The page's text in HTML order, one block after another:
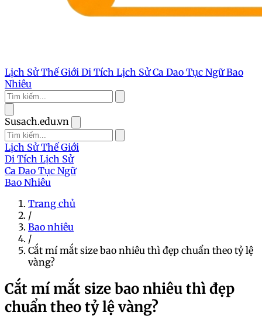
Lịch Sử Thế Giới Di Tích Lịch SửCa Dao Tục NgữBao
Nhiêu
Susach.edu.vn
Lịch Sử Thế Giới
Di Tích Lịch Sử
Ca Dao Tục Ngữ
Bao Nhiêu
Trang chủ
/
Bao nhiêu
/
Cắt mí mắt size bao nhiêu thì đẹp chuẩn theo tỷ lệ
vàng?
Cắt mí mắt size bao nhiêu thì đẹp
chuẩn theo tỷ lệ vàng?